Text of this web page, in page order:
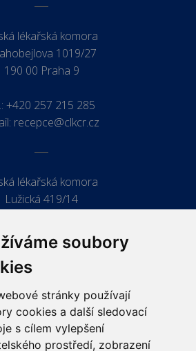
soubory
stránky používají
cookies a další sledovací
s cílem vylepšení
prostředí, zobrazení
lékařská komora
1019/27
190 00 Praha 9
+420 257 215 285
recepce@clkcr.cz
lékařská komora
Lužická 419/14
ODKAZY
PRO LÉKAŘE